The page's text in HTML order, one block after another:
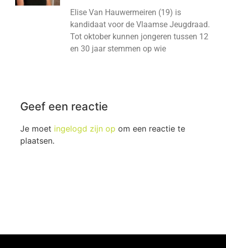
Elise Van Hauwermeiren (19) is
kandidaat voor de Vlaamse Jeugdraad.
Tot oktober kunnen jongeren tussen 12
en 30 jaar stemmen op wie
Geef een reactie
Je moet ingelogd zijn op om een reactie te
plaatsen.